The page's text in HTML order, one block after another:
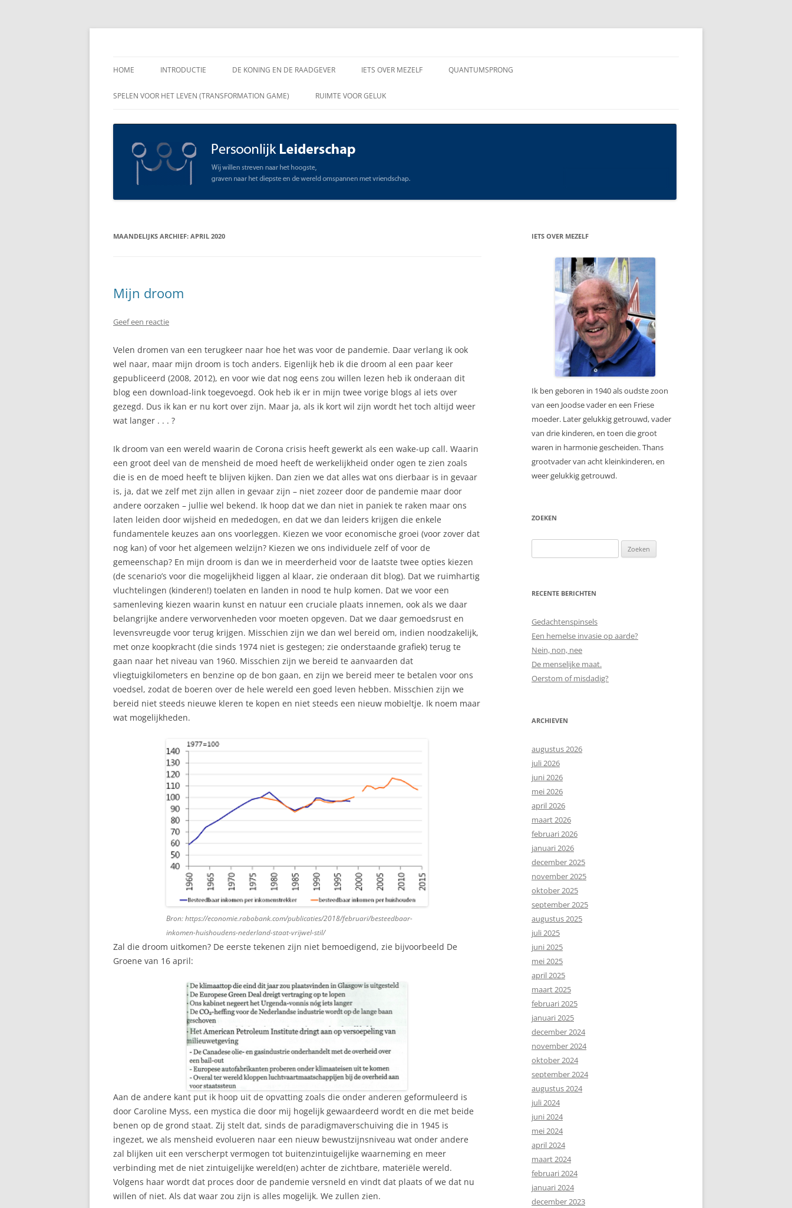
Spring
HOME INTRODUCTIE DE KONING EN DE RAADGEVER
ENKELE VRAGEN AAN DE
LEIDERSCHAP
OPEN COMMUNICATIE
IETS OVER MEZELF QUANTUMSPRONG
SPELEN VOOR HET LEVEN (TRANSFORMATION GAME) RUIMTE VOOR GELUK
MAANDELIJKS ARCHIEF: APRIL 2020
Mijn droom
Geef een reactie
Velen dromen van een terugkeer naar hoe het was voor de pandemie. Daar verlang ik ook
wel naar, maar mijn droom is toch anders. Eigenlijk heb ik die droom al een paar keer
gepubliceerd (2008, 2012), en voor wie dat nog eens zou willen lezen heb ik onderaan dit
blog een download-link toegevoegd. Ook heb ik er in mijn twee vorige blogs al iets over
gezegd. Dus ik kan er nu kort over zijn. Maar ja, als ik kort wil zijn wordt het toch altijd weer
wat langer . . . ?
Ik droom van een wereld waarin de Corona crisis heeft gewerkt als een wake-up call. Waarin
een groot deel van de mensheid de moed heeft de werkelijkheid onder ogen te zien zoals
die is en de moed heeft te blijven kijken. Dan zien we dat alles wat ons dierbaar is in gevaar
is, ja, dat we zelf met zijn allen in gevaar zijn – niet zozeer door de pandemie maar door
andere oorzaken – jullie wel bekend. Ik hoop dat we dan niet in paniek te raken maar ons
laten leiden door wijsheid en mededogen, en dat we dan leiders krijgen die enkele
fundamentele keuzes aan ons voorleggen. Kiezen we voor economische groei (voor zover dat
nog kan) of voor het algemeen welzijn? Kiezen we ons individuele zelf of voor de
gemeenschap? En mijn droom is dan we in meerderheid voor de laatste twee opties kiezen
(de scenario’s voor die mogelijkheid liggen al klaar, zie onderaan dit blog). Dat we ruimhartig
vluchtelingen (kinderen!) toelaten en landen in nood te hulp komen. Dat we voor een
samenleving kiezen waarin kunst en natuur een cruciale plaats innemen, ook als we daar
belangrijke andere verworvenheden voor moeten opgeven. Dat we daar gemoedsrust en
levensvreugde voor terug krijgen. Misschien zijn we dan wel bereid om, indien noodzakelijk,
met onze koopkracht (die sinds 1974 niet is gestegen; zie onderstaande grafiek) terug te
gaan naar het niveau van 1960. Misschien zijn we bereid te aanvaarden dat
vliegtuigkilometers en benzine op de bon gaan, en zijn we bereid meer te betalen voor ons
voedsel, zodat de boeren over de hele wereld een goed leven hebben. Misschien zijn we
bereid niet steeds nieuwe kleren te kopen en niet steeds een nieuw mobieltje. Ik noem maar
wat mogelijkheden.
Bron: https://economie.rabobank.com/publicaties/2018/februari/besteedbaar-
inkomen-huishoudens-nederland-staat-vrijwel-stil/
Zal die droom uitkomen? De eerste tekenen zijn niet bemoedigend, zie bijvoorbeeld De
Groene van 16 april:
Aan de andere kant put ik hoop uit de opvatting zoals die onder anderen geformuleerd is
door Caroline Myss, een mystica die door mij hogelijk gewaardeerd wordt en die met beide
benen op de grond staat. Zij stelt dat, sinds de paradigmaverschuiving die in 1945 is
ingezet, we als mensheid evolueren naar een nieuw bewustzijnsniveau wat onder andere
zal blijken uit een verscherpt vermogen tot buitenzintuigelijke waarneming en meer
verbinding met de niet zintuigelijke wereld(en) achter de zichtbare, materiële wereld.
Volgens haar wordt dat proces door de pandemie versneld en vindt dat plaats of we dat nu
willen of niet. Als dat waar zou zijn is alles mogelijk. We zullen zien.
IETS OVER MEZELF
Ik ben geboren in 1940 als oudste zoon
van een Joodse vader en een Friese
moeder. Later gelukkig getrouwd, vader
van drie kinderen, en toen die groot
waren in harmonie gescheiden. Thans
grootvader van acht kleinkinderen, en
weer gelukkig getrouwd.
ZOEKEN
naar:
RECENTE BERICHTEN
Gedachtenspinsels
Een hemelse invasie op aarde?
Nein, non, nee
De menselijke maat.
Oerstom of misdadig?
ARCHIEVEN
augustus 2026
juli 2026
juni 2026
mei 2026
april 2026
maart 2026
februari 2026
januari 2026
december 2025
november 2025
oktober 2025
september 2025
augustus 2025
juli 2025
juni 2025
mei 2025
april 2025
maart 2025
februari 2025
januari 2025
december 2024
november 2024
oktober 2024
september 2024
augustus 2024
juli 2024
juni 2024
mei 2024
april 2024
maart 2024
februari 2024
januari 2024
december 2023